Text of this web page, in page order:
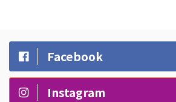
Facebook
Instagram